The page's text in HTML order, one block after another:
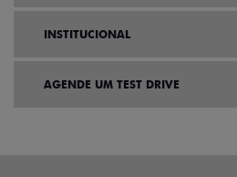
PÓS VENDAS
INSTITUCIONAL